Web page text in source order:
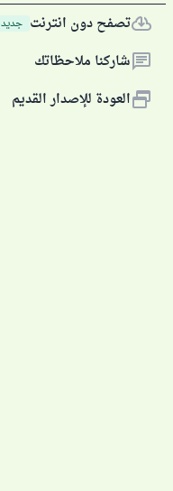
تصفح دون انترنت جديد
شاركنا ملاحظاتك
العودة للإصدار القديم